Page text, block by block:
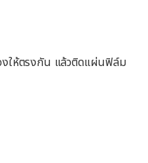
ให้ตรงกัน แล้วติดแผ่นฟิล์ม